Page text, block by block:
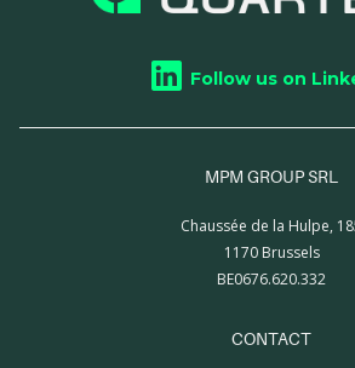
Follow us on
MPM GROUP SRL
Chaussée de la Hulpe,
1170 Brussels
BE0676.620.332
CONTACT